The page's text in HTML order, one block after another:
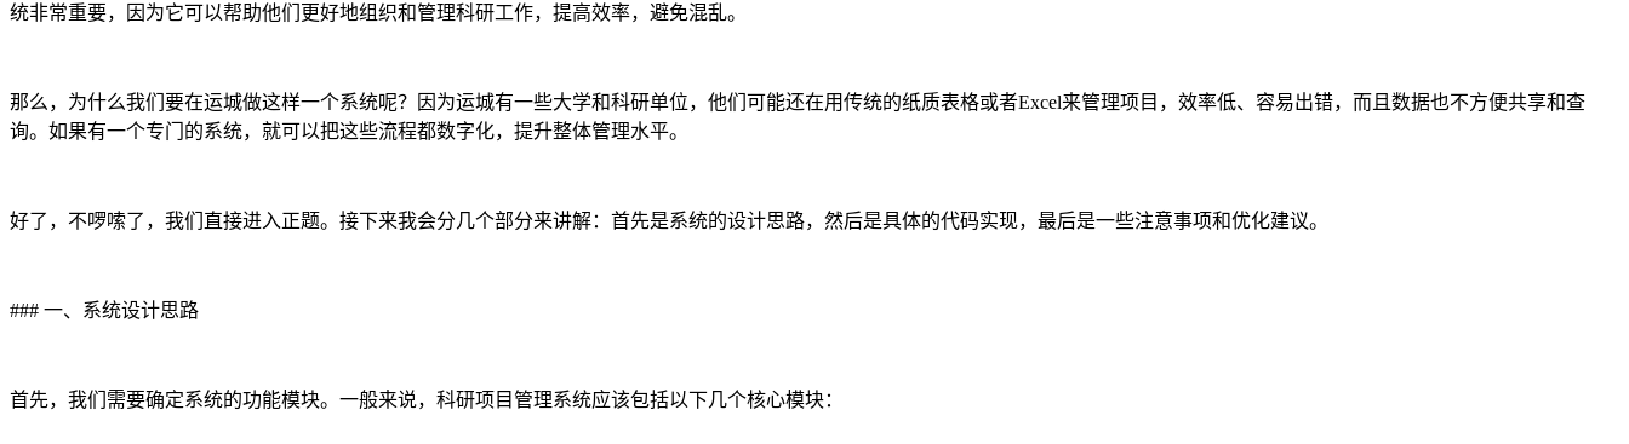
统非常重要，因为它可以帮助他们更好地组织和管理科研工作，提高效率，避免混乱。
那么，为什么我们要在运城做这样一个系统呢？因为运城有一些大学和科研单位，他们可能还在用传统的纸质表格或者Excel来管理项目，效率低、容易出错，而且数据也不方便共享和查
询。如果有一个专门的系统，就可以把这些流程都数字化，提升整体管理水平。
好了，不啰嗦了，我们直接进入正题。接下来我会分几个部分来讲解：首先是系统的设计思路，然后是具体的代码实现，最后是一些注意事项和优化建议。
### 一、系统设计思路
首先，我们需要确定系统的功能模块。一般来说，科研项目管理系统应该包括以下几个核心模块：